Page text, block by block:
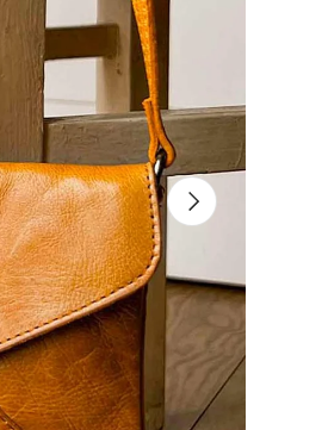
Następny